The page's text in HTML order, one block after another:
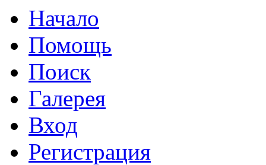
Начало
Помощь
Поиск
Галерея
Вход
Регистрация